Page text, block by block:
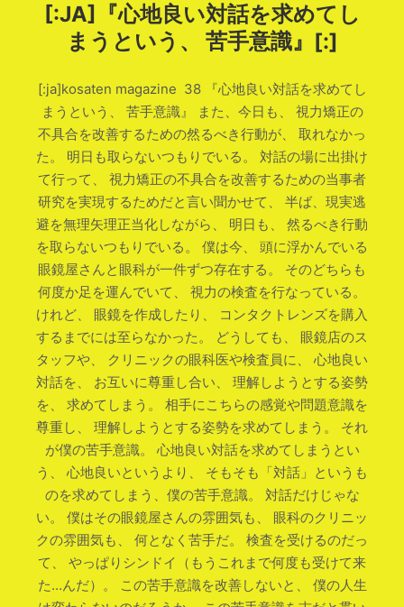
[:JA]『心地良い対話を求めてし
まうという、 苦手意識』[:]
[:ja]kosaten magazine 38 『心地良い対話を求めてし
まうという、 苦手意識』 また、今日も、 視力矯正の
不具合を改善するための然るべき行動が、 取れなかっ
た。 明日も取らないつもりでいる。 対話の場に出掛け
て行って、 視力矯正の不具合を改善するための当事者
研究を実現するためだと言い聞かせて、 半ば、現実逃
避を無理矢理正当化しながら、 明日も、 然るべき行動
を取らないつもりでいる。 僕は今、 頭に浮かんでいる
眼鏡屋さんと眼科が一件ずつ存在する。 そのどちらも
何度か足を運んでいて、 視力の検査を行なっている。
けれど、 眼鏡を作成したり、 コンタクトレンズを購入
するまでには至らなかった。 どうしても、 眼鏡店のス
タッフや、 クリニックの眼科医や検査員に、 心地良い
対話を、 お互いに尊重し合い、 理解しようとする姿勢
を、 求めてしまう。 相手にこちらの感覚や問題意識を
尊重し、 理解しようとする姿勢を求めてしまう。 それ
が僕の苦手意識。 心地良い対話を求めてしまうとい
う、 心地良いというより、 そもそも「対話」というも
のを求めてしまう、僕の苦手意識。 対話だけじゃな
い。 僕はその眼鏡屋さんの雰囲気も、 眼科のクリニッ
クの雰囲気も、 何となく苦手だ。 検査を受けるのだっ
て、 やっぱりシンドイ（もうこれまで何度も受けて来
た…んだ）。 この苦手意識を改善しないと、 僕の人生